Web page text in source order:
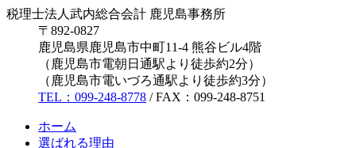
税理士法人武内総合会計 鹿児島事務所
〒892-0827
鹿児島県鹿児島市中町11-4 熊谷ビル4階
（鹿児島市電朝日通駅より徒歩約2分）
（鹿児島市電いづろ通駅より徒歩約3分）
TEL：099-248-8778 / FAX：099-248-8751
ホーム
選ばれる理由